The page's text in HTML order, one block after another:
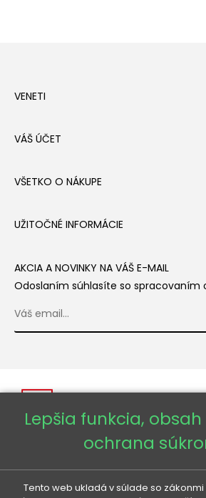
VENETI
VÁŠ ÚČET
VŠETKO O NÁKUPE
UŽITOČNÉ INFORMÁCIE
AKCIA A NOVINKY NA VÁŠ E-MAIL
Odoslaním súhlasíte so spracovaním
Copyright © 2026 -
Lepšia funkcia,
ochrana
Tento web ukladá v súlade so